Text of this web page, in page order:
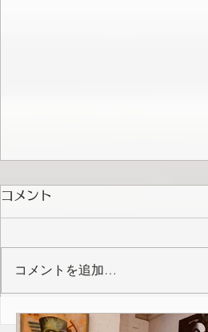
ハロウィン 商品の展示・販
コメント
コメントを追加…